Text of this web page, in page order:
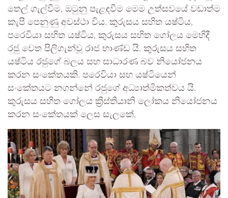
තෙල් ගැල්වීම, ඔටුනු පැළඳවීම මෙම උත්සවයේ වඩාත්ම
කැපී පෙනුණු අවස්ථා විය. කුරුසය සහිත යෂ්ටිය,
පරෙවියා සහිත යෂ්ටිය, කුරුසය සහිත ගෝලය මෙහිදී
රජු වෙත පිලිගැන්වූ රාජ භාණ්ඩ යි. කුරුසය සහිත
යෂ්ටිය රජුගේ බලය සහ සාධාරණ බව නියෝජනය
කරන සංකේතයකි. පරෙවියා සහ යෂ්ටියෙන්
සංකේතයට නගන්නේ රජුගේ අධ්‍යාත්මිකත්වය යි.
කුරුසය සහිත ගෝලය ක්‍රිස්තියානි ලෝකය නියෝජනය
කරන සංකේතයක් ලෙස සැලකේ.